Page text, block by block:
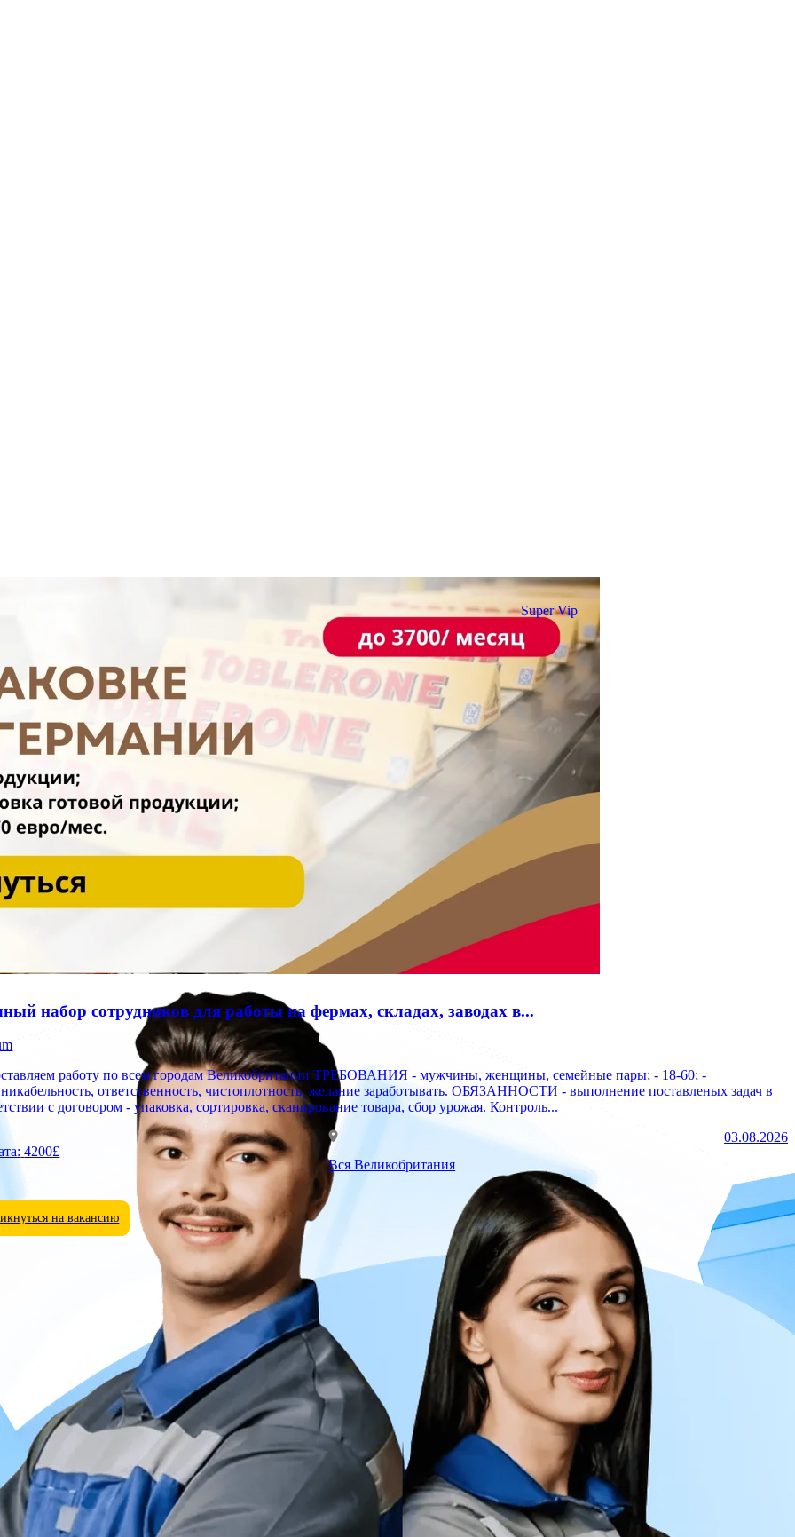
Super Vip
набор сотрудников для работы на фермах, складах, заводах в...
работу по всем городам Великобритании ТРЕБОВАНИЯ - мужчины, женщины, семейные пары; - 18-60; -
ответственность, чистоплотность, желание заработывать. ОБЯЗАННОСТИ - выполнение поставленых задач в
с договором - упаковка, сортировка, сканирование товара, сбор урожая. Контроль...
4200£
Вся Великобритания
03.08.2026
на вакансию